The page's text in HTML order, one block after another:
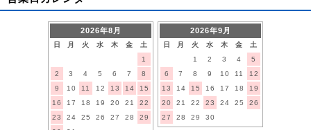
2026年8月
日 月 火 水 木 金
土
1
2
3 4 5 6 7
8
9
10 11 12 13 14
15
16
17 18 19 20 21
22
23
24 25 26 27 28
29
2026年9月
日 月 火 水 木 金
土
1
2 3 4
5
6
7 8 9 10 11
12
13
14 15 16 17 18
19
20
21 22 23 24 25
26
27
28 29 30